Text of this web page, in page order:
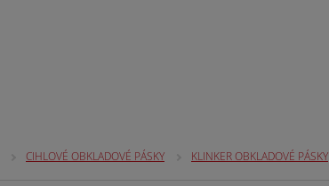
CIHLOVÉ OBKLADOVÉ PÁSKY KLINKER OBKLADOVÉ PÁSKY